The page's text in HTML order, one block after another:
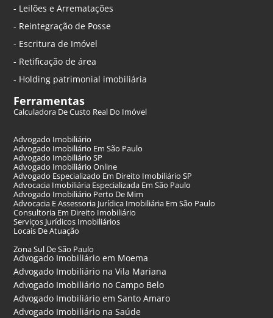
- Leilões e Arrematações
- Reintegração de Posse
- Escritura de Imóvel
- Retificação de área
- Holding patrimonial imobiliária
Ferramentas
Calculadora De Custo Real Do Imóvel
Advogado Imobiliário
Advogado Imobiliário Em São Paulo
Advogado Imobiliário SP
Advogado Imobiliário Online
Advogado Especializado Em Direito Imobiliário SP
Advocacia Imobiliária Especializada Em São Paulo
Advogado Imobiliário Perto De Mim
Advocacia E Assessoria Jurídica Imobiliária Em São Paulo
Consultoria Em Direito Imobiliário
Serviços Jurídicos Imobiliários
Locais De Atuação
Zona Sul De São Paulo
Advogado Imobiliário em Moema
Advogado Imobiliário na Vila Mariana
Advogado Imobiliário no Campo Belo
Advogado Imobiliário em Santo Amaro
Advogado Imobiliário na Saúde